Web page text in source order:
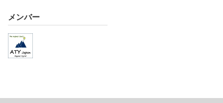
メンバー